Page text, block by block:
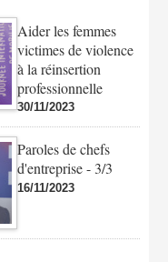
Aider les femmes
victimes de violence
à la réinsertion
professionnelle
30/11/2023
Paroles de chefs
d'entreprise - 3/3
16/11/2023